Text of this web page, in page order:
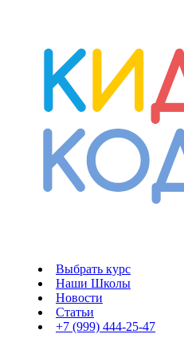
Выбрать курс
Наши Школы
Новости
Статьи
+7 (999) 444-25-47